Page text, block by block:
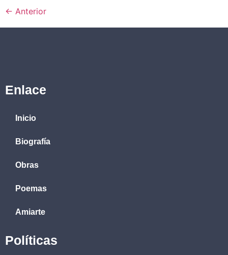
← Anterior
Enlace
Inicio
Biografía
Obras
Poemas
Amiarte
Políticas